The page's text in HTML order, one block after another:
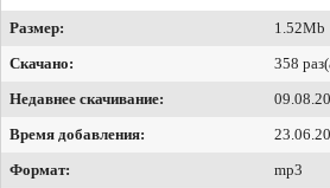
Размер:
1.52Mb
Скачано:
358
Недавнее скачивание:
Время добавления:
Формат:
mp3